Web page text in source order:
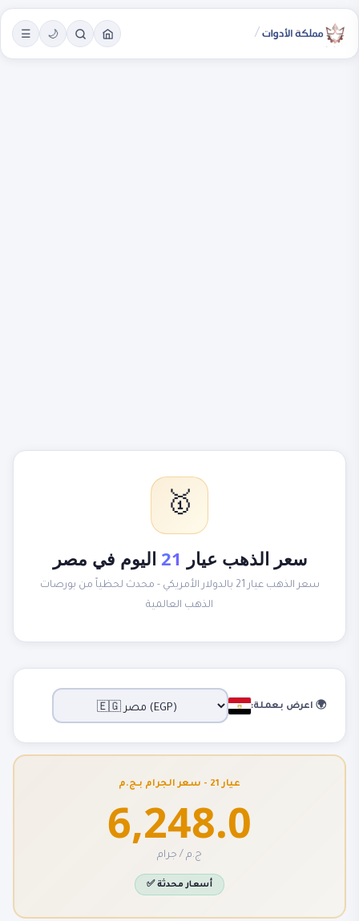
/
🌙
☰
🥇
سعر الذهب عيار 21 اليوم في مصر
سعر الذهب عيار 21 بالدولار الأمريكي - محدث لحظياً من بورصات
الذهب العالمية
🌍 اعرض بعملة:
عيار 21 - سعر الجرام بـج.م
6,248.0
ج.م / جرام
✅ أسعار محدثة